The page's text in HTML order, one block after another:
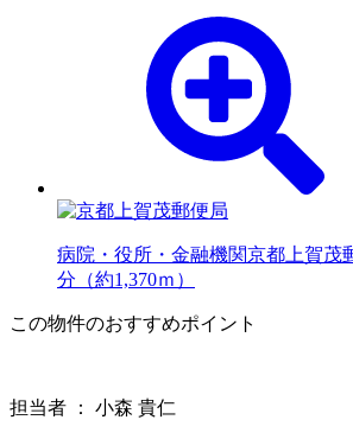
病院・役所・金融機関京都上賀茂
分（約1,370ｍ）
この物件のおすすめポイント
担当者 ： 小森 貴仁